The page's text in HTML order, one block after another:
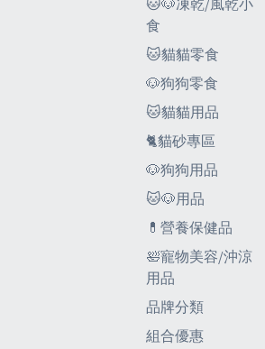
食
🐱貓貓零食
🐶狗狗零食
🐱貓貓用品
🐈貓砂專區
🐶狗狗用品
🐱🐶用品
💊營養保健品
🛀寵物美容/沖涼
用品
品牌分類
組合優惠